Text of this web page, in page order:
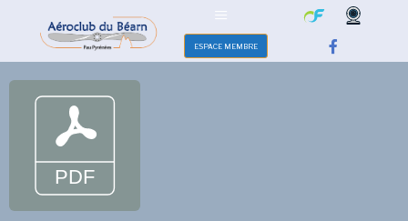
ESPACE MEMBRE